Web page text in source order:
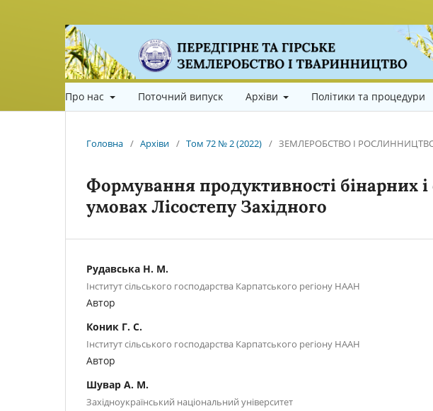
Про нас Поточний випуск Архіви Політики та процедури
Головна / Архіви / Том 72 № 2 (2022) / ЗЕМЛЕРОБСТВО І
Формування продуктивності бінарних
умовах Лісостепу Західного
Рудавська Н. М.
Інститут сільського господарства Карпатського регіону НААН
Автор
Коник Г. С.
Інститут сільського господарства Карпатського регіону НААН
Автор
Шувар А. М.
Західноукраїнський національний університет